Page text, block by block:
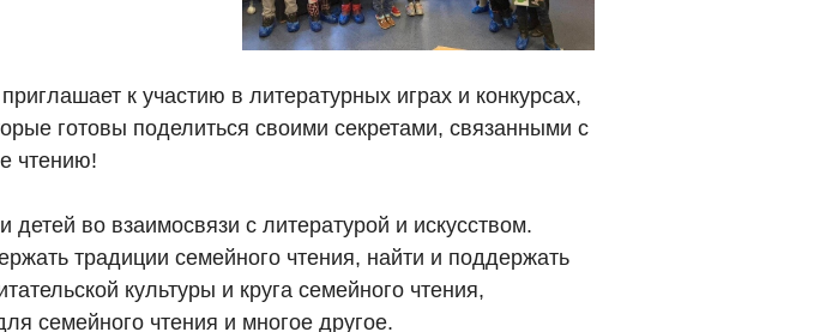
к участию в литературных играх и конкурсах,
готовы поделиться своими секретами, связанными с
чтению!
во взаимосвязи с литературой и искусством.
традиции семейного чтения, найти и поддержать
культуры и круга семейного чтения,
семейного чтения и многое другое.